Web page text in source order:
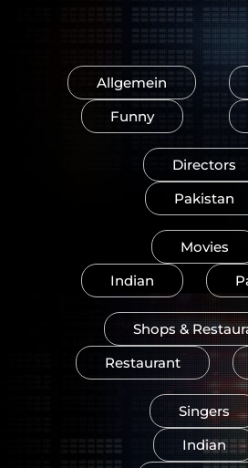
Allgemein
Funny
Directors
Pakistan
Movies
Indian
Shops &
Restaurant
Singers
Indian